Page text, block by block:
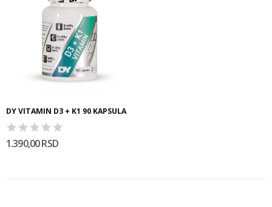
DY VITAMIN D3 + K1 90 KAPSULA
1.390,00 RSD